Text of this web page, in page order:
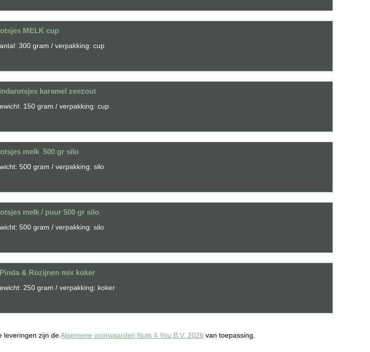
MELK cup
300 gram / verpakking: cup
karamel zeezout
150 gram / verpakking: cup
melk 500 gr silo
500 gram / verpakking: silo
melk / puur 500 gr silo
500 gram / verpakking: silo
& Rozijnen mix koker
250 gram / verpakking: koker
leveringen zijn deAlgemene voorwaarden Nuts 4 You B.V. 2026 van toepassing.